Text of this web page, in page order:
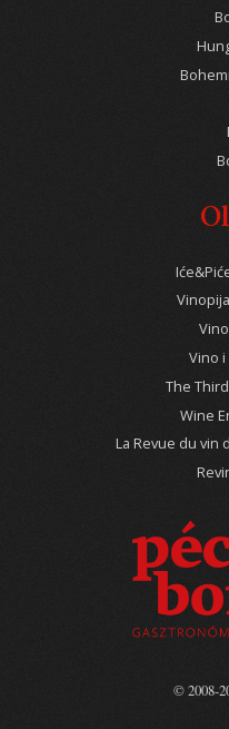
Vino i
The
Wine
La Revue du vin
© 2008-